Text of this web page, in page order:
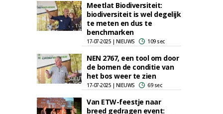
Meetlat Biodiversiteit:
biodiversiteit is wel degelijk
te meten en dus te
benchmarken
17-07-2025 | NIEUWS 109 sec
NEN 2767, een tool om door
de bomen de conditie van
het bos weer te zien
17-07-2025 | NIEUWS 69 sec
Van ETW-feestje naar
breed gedragen event: